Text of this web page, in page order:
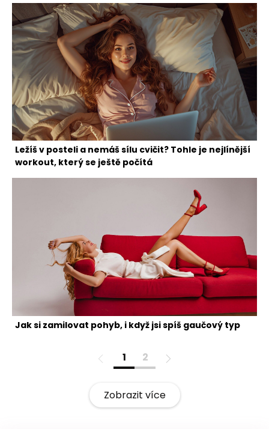
Ležíš v posteli a nemáš sílu cvičit? Tohle je nejlínější
workout, který se ještě počítá
Jak si zamilovat pohyb, i když jsi spíš gaučový typ
1 2
Zobrazit více